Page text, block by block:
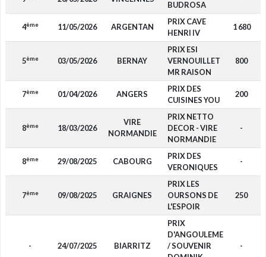
BUDROSA
4ème 11/05/2026 ARGENTAN
PRIX CAVE
HENRI IV
1 680
5ème 03/05/2026 BERNAY
PRIX ESI
VERNOUILLET
MR RAISON
800
7ème 01/04/2026 ANGERS
PRIX DES
CUISINES YOU
200
8ème 18/03/2026
VIRE
NORMANDIE
PRIX NETTO
DECOR - VIRE
NORMANDIE
-
8ème 29/08/2025 CABOURG
PRIX DES
VERONIQUES
-
7ème 09/08/2025 GRAIGNES
PRIX LES
OURSONS DE
L'ESPOIR
250
- 24/07/2025 BIARRITZ
PRIX
D'ANGOULEME
/ SOUVENIR
-